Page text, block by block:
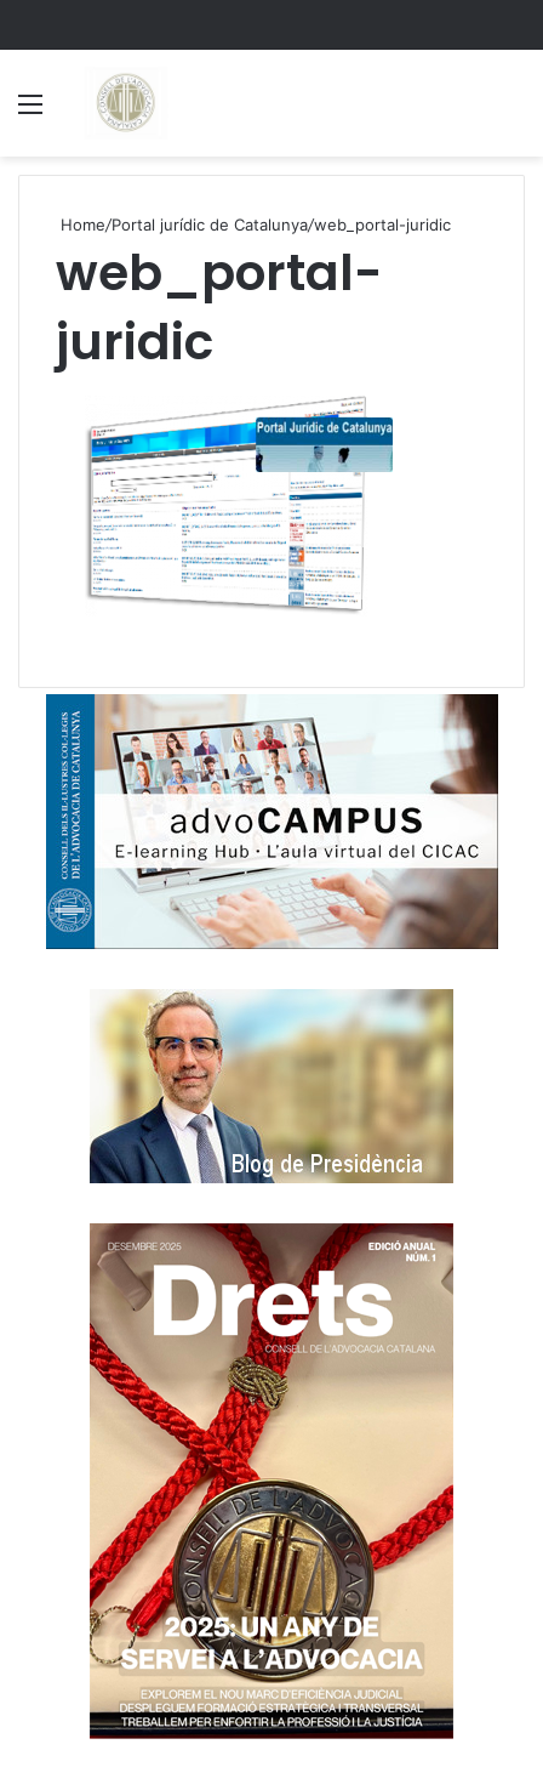
Home/Portal jurídic de Catalunya/web_portal-juridic
web_portal-
juridic